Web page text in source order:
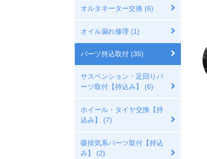
オルタネーター交換 (6)
オイル漏れ修理 (1)
パーツ持込取付 (35)
サスペンション・足回りパ
ーツ取付【持込み】 (6)
ホイール・タイヤ交換【持
込み】 (7)
吸排気系パーツ取付【持込
み】 (2)